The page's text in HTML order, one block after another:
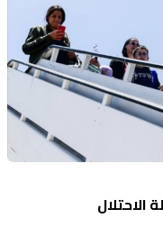
الاحتلال